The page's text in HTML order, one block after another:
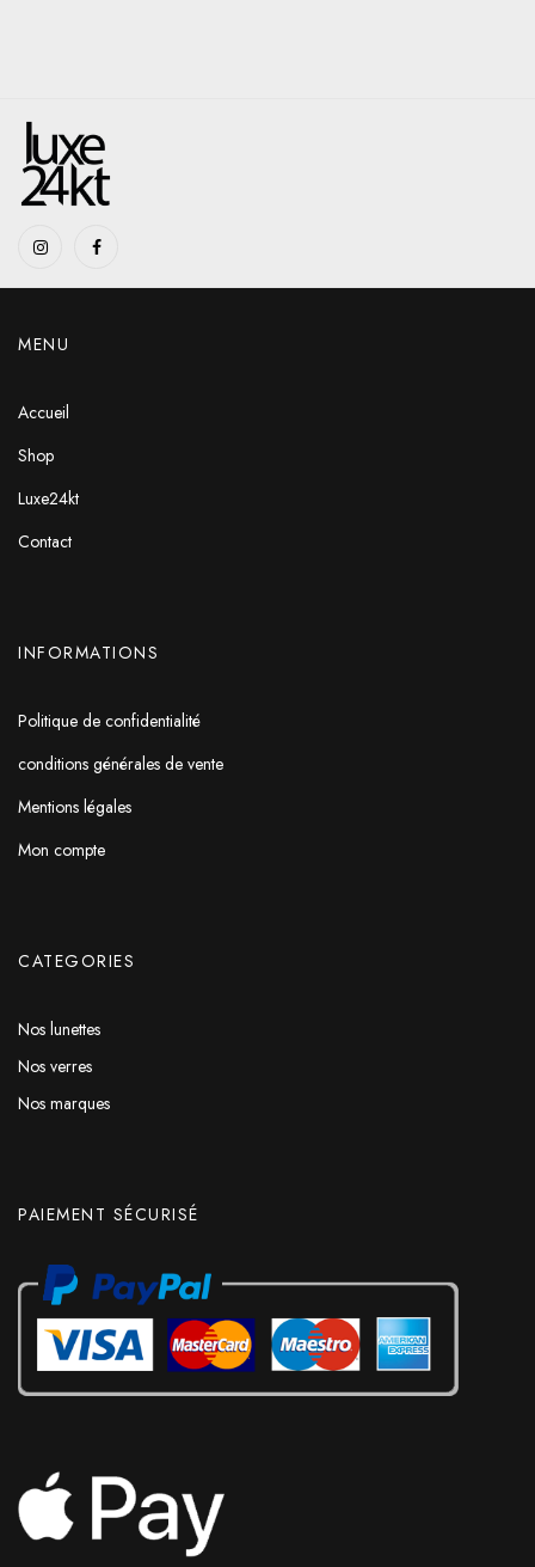
MENU
Accueil
Shop
Luxe24kt
Contact
INFORMATIONS
Politique de confidentialité
conditions générales de vente
Mentions légales
Mon compte
CATEGORIES
Nos lunettes
Nos verres
Nos marques
PAIEMENT SÉCURISÉ